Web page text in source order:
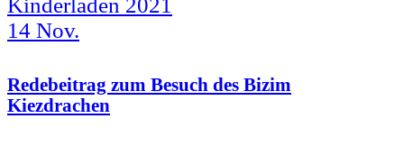
14 Nov.
Redebeitrag zum Besuch des Bizim
Kiezdrachen